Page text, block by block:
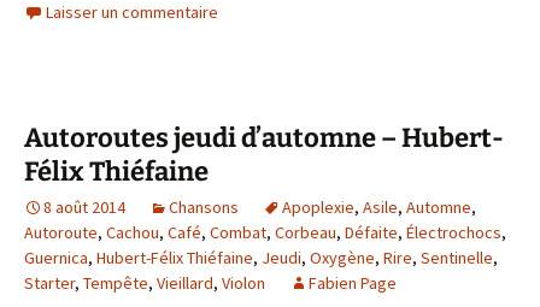
Laisser un commentaire
Autoroutes jeudi d’automne – Hubert-
Félix Thiéfaine
8 août 2014 Chansons Apoplexie, Asile, Automne,
Autoroute, Cachou, Café, Combat, Corbeau, Défaite, Électrochocs,
Guernica, Hubert-Félix Thiéfaine, Jeudi, Oxygène, Rire, Sentinelle,
Starter, Tempête, Vieillard, Violon Fabien Page